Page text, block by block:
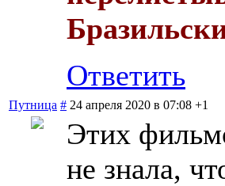
Ответить
Путница # 24 апреля 2020 в 07:08 +1
Этих
не знала,